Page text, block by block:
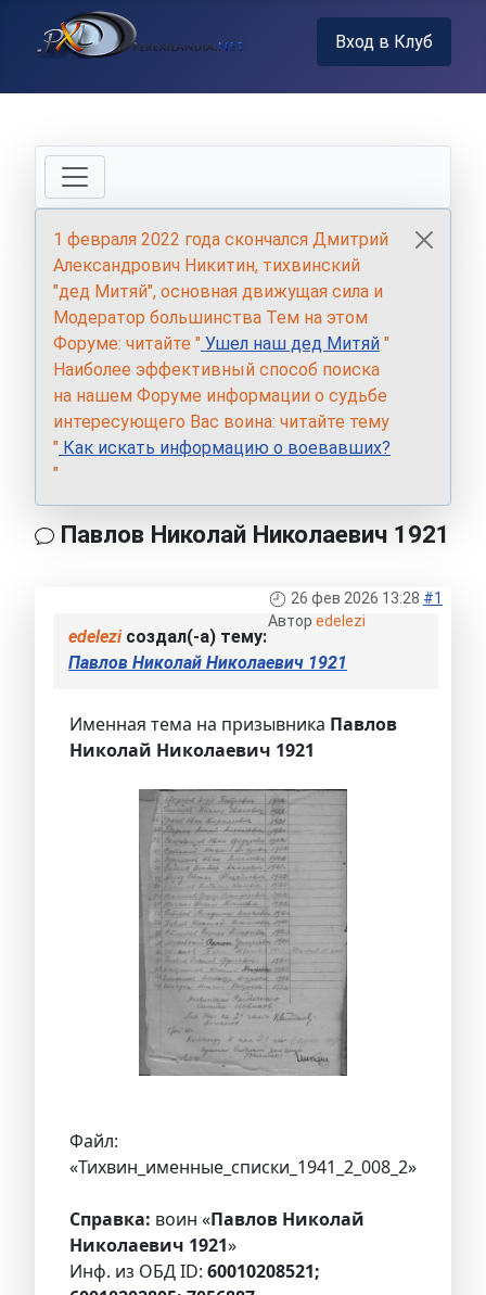
Вход в Клуб
1 февраля 2022 года скончался Дмитрий
Александрович Никитин, тихвинский
"дед Митяй", основная движущая сила и
Модератор большинства Тем на этом
Форуме: читайте " Ушел наш дед Митяй "
Наиболее эффективный способ поиска
на нашем Форуме информации о судьбе
интересующего Вас воина: читайте тему
" Как искать информацию о воевавших?
"
Павлов Николай Николаевич 1921
26 фев 2026 13:28 #1
Автор edelezi
edeleziсоздал(-а) тему:
Павлов Николай Николаевич 1921
Именная тема на призывника Павлов
Николай Николаевич 1921
Файл:
«Тихвин_именные_списки_1941_2_008_2»
Справка: воин «Павлов Николай
Николаевич 1921»
Инф. из ОБД ID: 60010208521;